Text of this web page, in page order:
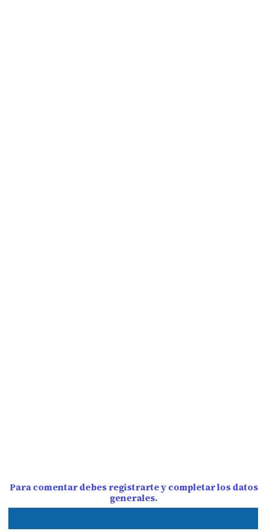
Para comentar debes registrarte y completar los datos
generales.